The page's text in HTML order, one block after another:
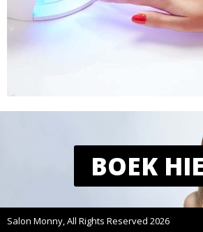
BOEK
Salon Monny, All Rights Reserved 2026